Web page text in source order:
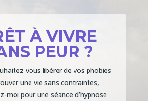
À VIVRE
PEUR ?
vous libérer de vos phobies
une vie sans contraintes,
moi pour une séance d’hypnose